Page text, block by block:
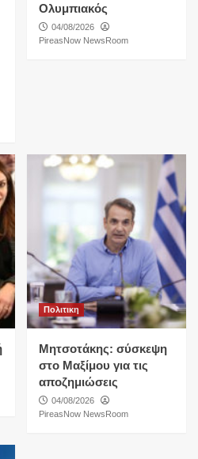
Ολυμπιακός
04/08/2026
PireasNow NewsRoom
Πολιτικη
Μητσοτάκης: σύσκεψη
στο Μαξίμου για τις
αποζημιώσεις
04/08/2026
PireasNow NewsRoom